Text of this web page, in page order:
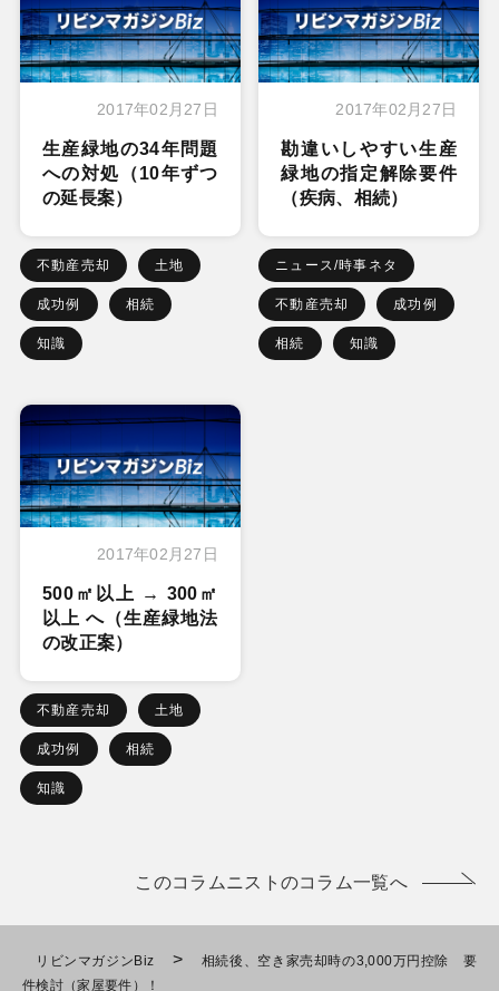
2017年02月27日
生産緑地の34年問題
への対処（10年ずつ
の延長案）
不動産売却 土地
成功例 相続
知識
2017年02月27日
勘違いしやすい生産
緑地の指定解除要件
（疾病、相続）
ニュース/時事ネタ
不動産売却 成功例
相続 知識
2017年02月27日
500㎡以上 → 300㎡
以上 へ（生産緑地法
の改正案）
不動産売却 土地
成功例 相続
知識
このコラムニストのコラム一覧へ
リビンマガジンBiz >
相続後、空き家売却時の3,000万円控除 要
件検討（家屋要件）！